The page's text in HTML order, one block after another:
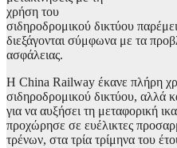
χρήση του
σιδηροδρομικού δικτύου
διεξάγονται σύμφωνα με τα
ασφάλειας.
Η China Railway έκανε πλήρη
σιδηροδρομικού δικτύου, αλλά
για να αυξήσει τη μεταφορική
προχώρησε σε ευέλικτες
τρένων, στα τρία τρίμηνα του